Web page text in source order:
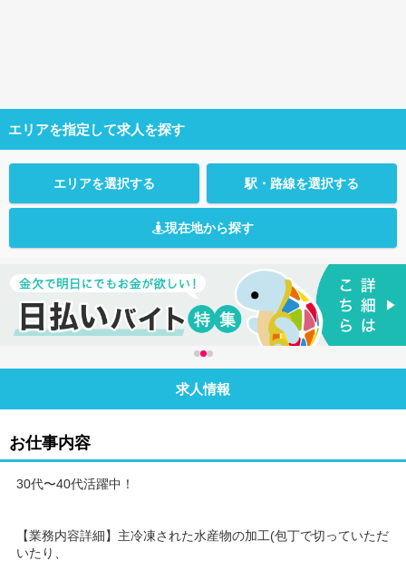
エリアを指定して求人を探す
エリアを選択する 駅・路線を選択する
現在地から探す
求人情報
お仕事内容
30代〜40代活躍中！
【業務内容詳細】主冷凍された水産物の加工(包丁で切っていただ
いたり、